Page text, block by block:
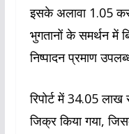
इसके अलावा 1.05
भुगतानों के समर्थन में
निष्पादन प्रमाण
रिपोर्ट में 34.05
जिक्र किया गया,